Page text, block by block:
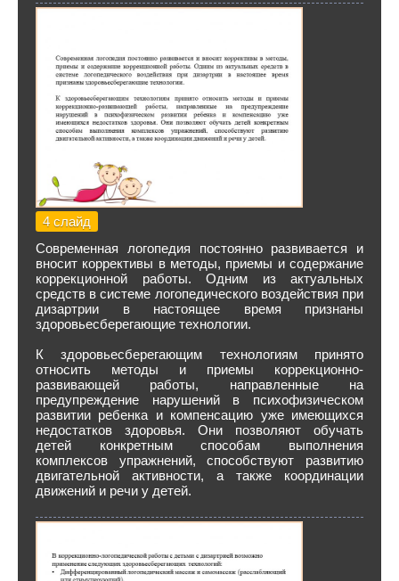
4 слайд
Современная логопедия постоянно развивается и
вносит коррективы в методы, приемы и содержание
коррекционной работы. Одним из актуальных
средств в системе логопедического воздействия при
дизартрии в настоящее время признаны
здоровьесберегающие технологии.
К здоровьесберегающим технологиям принято
относить методы и приемы коррекционно-
развивающей работы, направленные на
предупреждение нарушений в психофизическом
развитии ребенка и компенсацию уже имеющихся
недостатков здоровья. Они позволяют обучать
детей конкретным способам выполнения
комплексов упражнений, способствуют развитию
двигательной активности, а также координации
движений и речи у детей.